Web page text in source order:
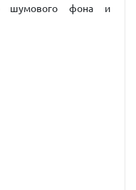
шумового фона и